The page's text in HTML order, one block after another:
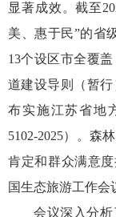
显著成效。截至
美、惠于民”的省
13个设区市全覆
道建设导则（暂
布实施江苏省地
5102-2025）。森
肯定和群众满意
国生态旅游工作会
会议深入分